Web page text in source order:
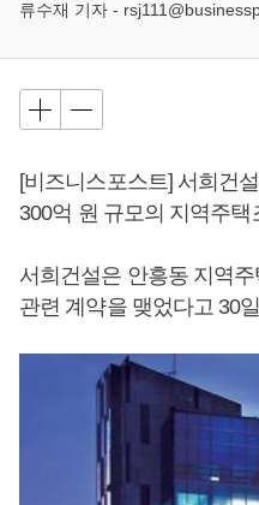
류수재 기자 -
[비즈니스포스트] 서희건
300억 원 규모의 지역주
서희건설은 안흥동 지역
관련 계약을 맺었다고 30